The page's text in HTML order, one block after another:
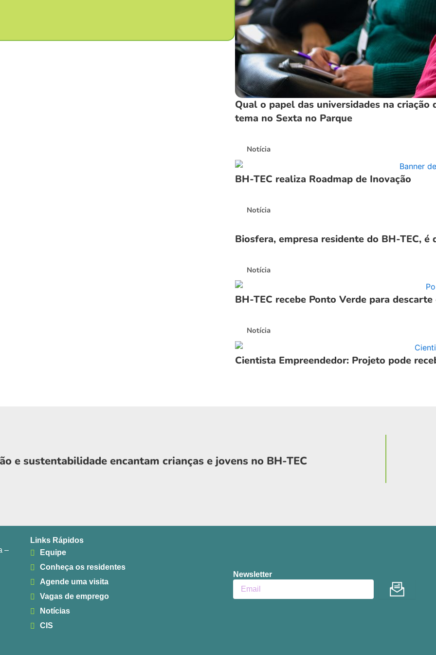
Qual o papel das universidades na
tema no Sexta no Parque
Notícia
BH-TEC realiza Roadmap de Inovação
Notícia
Biosfera, empresa residente do BH-TEC,
Notícia
BH-TEC recebe Ponto Verde para
Notícia
Cientista Empreendedor: Projeto pode
e sustentabilidade encantam crianças e jovens no BH-TEC
–
Links Rápidos
Equipe
Conheça os residentes
Agende uma visita
Vagas de emprego
Notícias
CIS
Newsletter
Enviar